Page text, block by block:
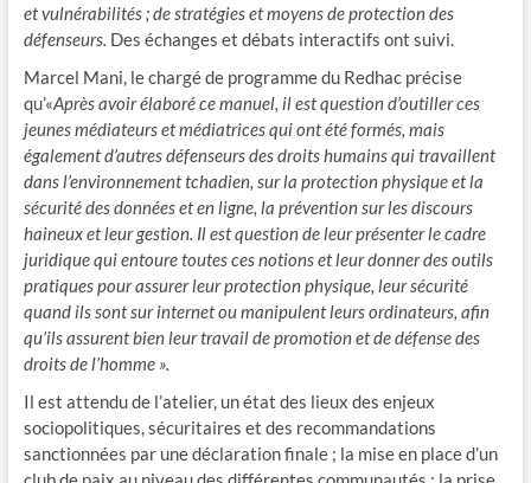
et vulnérabilités ; de stratégies et moyens de protection des
défenseurs. Des échanges et débats interactifs ont suivi.
Marcel Mani, le chargé de programme du Redhac précise
qu’«Après avoir élaboré ce manuel, il est question d’outiller ces
jeunes médiateurs et médiatrices qui ont été formés, mais
également d’autres défenseurs des droits humains qui travaillent
dans l’environnement tchadien, sur la protection physique et la
sécurité des données et en ligne, la prévention sur les discours
haineux et leur gestion. Il est question de leur présenter le cadre
juridique qui entoure toutes ces notions et leur donner des outils
pratiques pour assurer leur protection physique, leur sécurité
quand ils sont sur internet ou manipulent leurs ordinateurs, afin
qu’ils assurent bien leur travail de promotion et de défense des
droits de l’homme ».
Il est attendu de l’atelier, un état des lieux des enjeux
sociopolitiques, sécuritaires et des recommandations
sanctionnées par une déclaration finale ; la mise en place d’un